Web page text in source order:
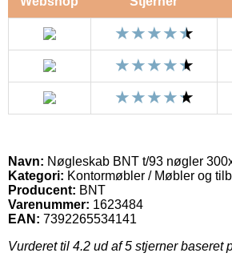
Navn: Nøgleskab BNT t/93 nøgler
Kategori: Kontormøbler / Møbler og
Producent: BNT
Varenummer: 1623484
EAN: 7392265534141
Vurderet til 4.2 ud af 5 stjerner baseret